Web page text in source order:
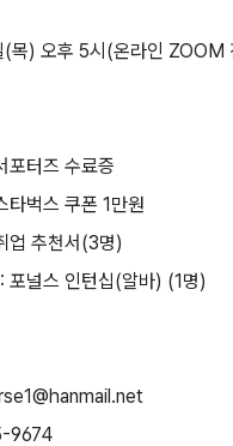
(목) 오후 5시 (온라인 ZOOM
포터즈 수료증
타벅스 쿠폰 1만원
업 추천서(3명)
: 포널스 인턴십(알바) (1명)
9674